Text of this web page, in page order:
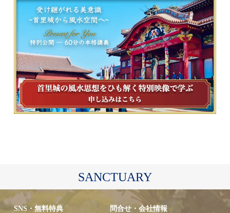
SANCTUARY
SNS・無料特典 問合せ・会社情報